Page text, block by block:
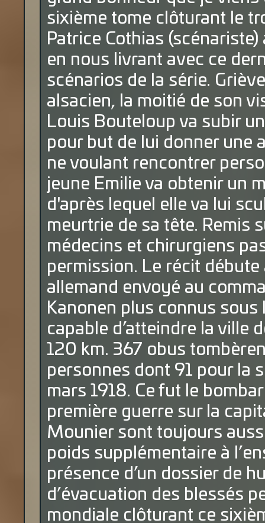
sixième tome clôturant le
Patrice Cothias
en nous livrant avec ce
scénarios de la série.
alsacien, la moitié de son
Louis Bouteloup va subir
pour but de lui donner une
ne voulant rencontrer
jeune Emilie va obtenir un
d'après lequel elle va lui
meurtrie de sa tête. Remis
médecins et chirurgiens
permission. Le récit débute
allemand envoyé au
Kanonen plus connus sous
capable d’atteindre la ville
120 km. 367 obus
personnes dont 91 pour la
mars 1918. Ce fut le
première guerre sur la
Mounier sont toujours
poids supplémentaire à
présence d’un dossier de
d’évacuation des blessés
mondiale clôturant ce